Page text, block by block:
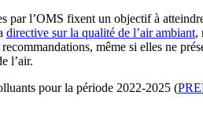
par l’OMS fixent un objectif à
directive sur la qualité de l’air ambiant,
même si elles ne
l’air.
pour la période 2022-2025 (